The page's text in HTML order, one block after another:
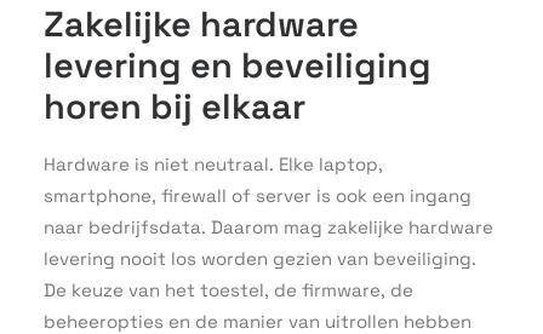
Zakelijke hardware
levering en beveiliging
horen bij elkaar
Hardware is niet neutraal. Elke laptop,
smartphone, firewall of server is ook een ingang
naar bedrijfsdata. Daarom mag zakelijke hardware
levering nooit los worden gezien van beveiliging.
De keuze van het toestel, de firmware, de
beheeropties en de manier van uitrollen hebben